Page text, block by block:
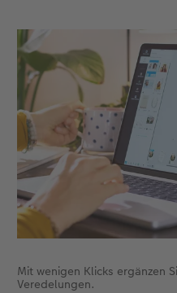
Inspiration
Neuheiten
im
Neuheiten
Extras
Digitale
CEWE
Neuheiten
Neuheiten
Neuheiten
Mit wenigen Klicks ergänzen
Veredelungen.